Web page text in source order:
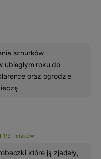
sznurków
ubiegłym roku do
oraz ogrodzie
1/3 Polaków
które ją zjadały,